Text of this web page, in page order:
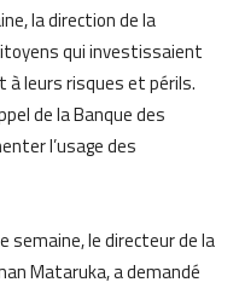
la direction de la
qui investissaient
à leurs risques et périls.
de la Banque des
l’usage des
semaine, le directeur de la
Mataruka, a demandé